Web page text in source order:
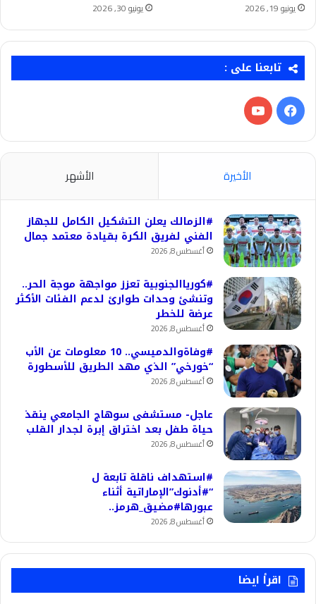
يونيو 19, 2026 يونيو 30, 2026
تابعنا على :
فيسبوك‫YouTube
الأخيرة الأشهر
#الزمالك يعلن التشكيل الكامل للجهاز
الفني لفريق الكرة بقيادة معتمد جمال
أغسطس 8, 2026
#كورياالجنوبية تعزز مواجهة موجة الحر..
وتنشئ وحدات طوارئ لدعم الفئات الأكثر
عرضة للخطر
أغسطس 8, 2026
#وفاةوالدميسي.. 10 معلومات عن الأب
“خورخي” الذي مهد الطريق للأسطورة
أغسطس 8, 2026
عاجل- مستشفى سوهاج الجامعي ينقذ
حياة طفل بعد اختراق إبرة لجدار القلب
أغسطس 8, 2026
#استهداف ناقلة تابعة ل
“#أدنوك”الإماراتية أثناء
عبورها#مضيق_هرمز..
أغسطس 8, 2026
اقرأ ايضا